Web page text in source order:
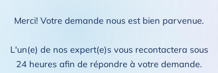
Merci! Votre demande nous est bien parvenue.
L'un(e) de nos expert(e)s vous recontactera sous
24 heures afin de répondre à votre demande.